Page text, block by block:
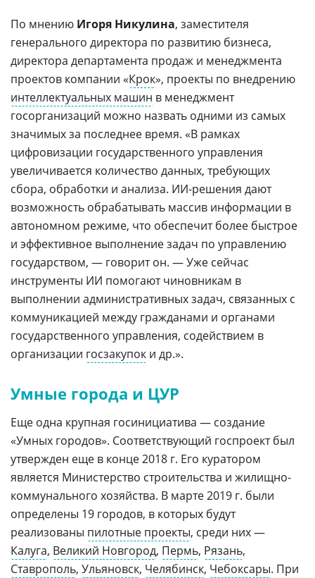
По мнению Игоря Никулина, заместителя
генерального директора по развитию бизнеса,
директора департамента продаж и менеджмента
проектов компании «Крок», проекты по внедрению
интеллектуальных машин в менеджмент
госорганизаций можно назвать одними из самых
значимых за последнее время. «В рамках
цифровизации государственного управления
увеличивается количество данных, требующих
сбора, обработки и анализа. ИИ-решения дают
возможность обрабатывать массив информации в
автономном режиме, что обеспечит более быстрое
и эффективное выполнение задач по управлению
государством, — говорит он. — Уже сейчас
инструменты ИИ помогают чиновникам в
выполнении административных задач, связанных с
коммуникацией между гражданами и органами
государственного управления, содействием в
организации госзакупок и др.».
Умные города и ЦУР
Еще одна крупная госинициатива — создание
«Умных городов». Соответствующий госпроект был
утвержден еще в конце 2018 г. Его куратором
является Министерство строительства и жилищно-
коммунального хозяйства. В марте 2019 г. были
определены 19 городов, в которых будут
реализованы пилотные проекты, среди них —
Калуга, Великий Новгород, Пермь, Рязань,
Ставрополь, Ульяновск, Челябинск, Чебоксары. При